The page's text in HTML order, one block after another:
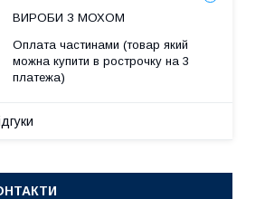
ВИРОБИ З МОХОМ
Оплата частинами (товар який
можна купити в рострочку на 3
платежа)